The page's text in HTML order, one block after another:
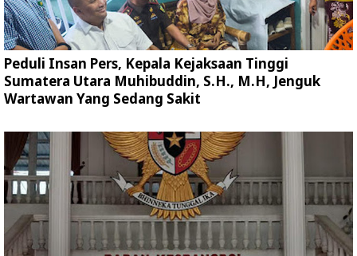
Peduli Insan Pers, Kepala Kejaksaan Tinggi
Sumatera Utara Muhibuddin, S.H., M.H, Jenguk
Wartawan Yang Sedang Sakit